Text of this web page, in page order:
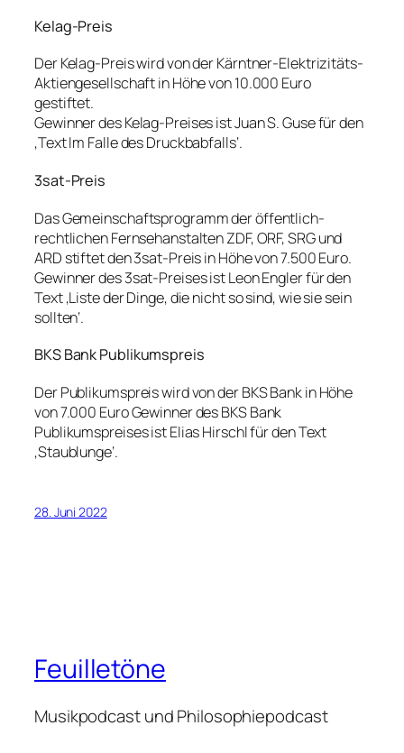
Kelag-Preis
Der Kelag-Preis wird von der Kärntner-Elektrizitäts-
Aktiengesellschaft in Höhe von 10.000 Euro
gestiftet.
Gewinner des Kelag-Preises ist Juan S. Guse für den
‚Text Im Falle des Druckbabfalls‘.
3sat-Preis
Das Gemeinschaftsprogramm der öffentlich-
rechtlichen Fernsehanstalten ZDF, ORF, SRG und
ARD stiftet den 3sat-Preis in Höhe von 7.500 Euro.
Gewinner des 3sat-Preises ist Leon Engler für den
Text ‚Liste der Dinge, die nicht so sind, wie sie sein
sollten‘.
BKS Bank Publikumspreis
Der Publikumspreis wird von der BKS Bank in Höhe
von 7.000 Euro Gewinner des BKS Bank
Publikumspreises ist Elias Hirschl für den Text
‚Staublunge‘.
28. Juni 2022
Feuilletöne
Musikpodcast und Philosophiepodcast